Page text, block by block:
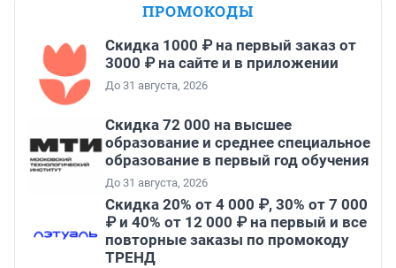
ПРОМОКОДЫ
Скидка 1000 ₽ на первый заказ от
3000 ₽ на сайте и в приложении
До 31 августа, 2026
Скидка 72 000 на высшее
образование и среднее специальное
образование в первый год обучения
До 31 августа, 2026
Скидка 20% от 4 000 ₽, 30% от 7 000
₽ и 40% от 12 000 ₽ на первый и все
повторные заказы по промокоду
ТРЕНД